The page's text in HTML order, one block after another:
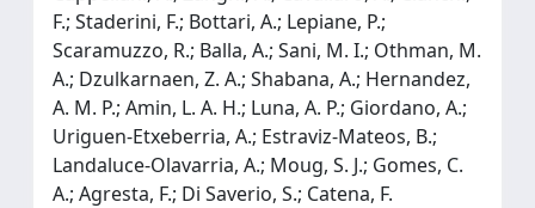
F.; Staderini, F.; Bottari, A.; Lepiane, P.;
Scaramuzzo, R.; Balla, A.; Sani, M. I.; Othman, M.
A.; Dzulkarnaen, Z. A.; Shabana, A.; Hernandez,
A. M. P.; Amin, L. A. H.; Luna, A. P.; Giordano, A.;
Uriguen-Etxeberria, A.; Estraviz-Mateos, B.;
Landaluce-Olavarria, A.; Moug, S. J.; Gomes, C.
A.; Agresta, F.; Di Saverio, S.; Catena, F.